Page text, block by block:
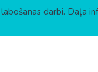
darbi. Daļa